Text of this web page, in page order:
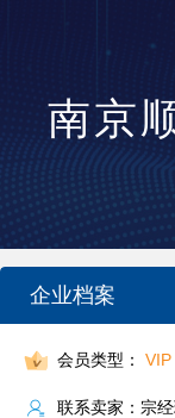
南京
企业档案
会员类型： VIP
联系卖家：宗